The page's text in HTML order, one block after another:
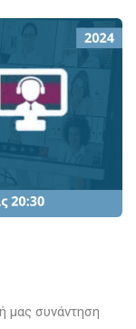
μας συνάντηση